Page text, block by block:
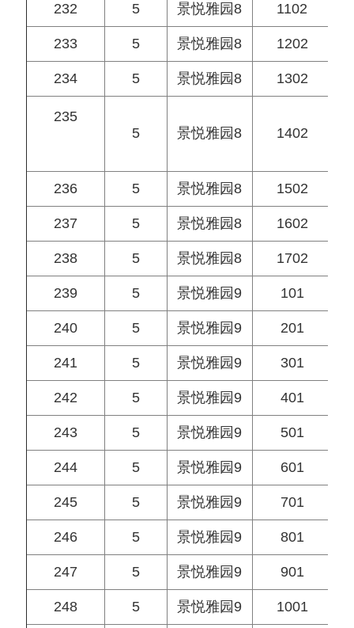
232 5 景悦雅园8 1102
233 5 景悦雅园8 1202
234 5 景悦雅园8 1302
235
5
景悦雅园8 1402
236 5 景悦雅园8 1502
237 5 景悦雅园8 1602
238 5 景悦雅园8 1702
239 5 景悦雅园9 101
240 5 景悦雅园9 201
241 5 景悦雅园9 301
242 5 景悦雅园9 401
243 5 景悦雅园9 501
244 5 景悦雅园9 601
245 5 景悦雅园9 701
246 5 景悦雅园9 801
247 5 景悦雅园9 901
248 5 景悦雅园9 1001